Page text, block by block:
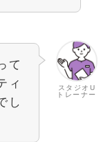
スタジオU
トレーナー
て
ィ
し